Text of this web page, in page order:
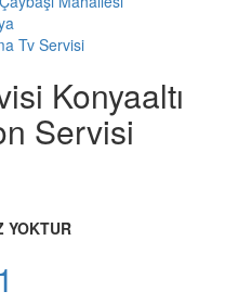
Tv Servisi
Konyaaltı
Servisi
YOKTUR